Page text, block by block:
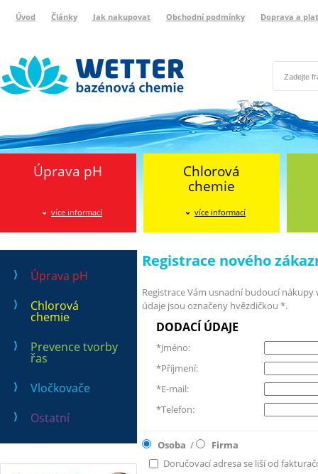
Úvod Články Jak nakupovat Obchodní podmínky Doprava a
Úprava pH
více informací
Chlorová
chemie
více informací
Úprava pH
Chlorová
chemie
Prevence tvorby
řas
Vločkovače
Ostatní
Registrace nového
Registrace Vám usnadní budoucí
údaje jsou označeny hvězdičkou *.
DODACÍ ÚDAJE
*Jméno:
*Příjmení:
*E-mail:
*Telefon:
Osoba /
Firma
Doručovací adresa se liší od